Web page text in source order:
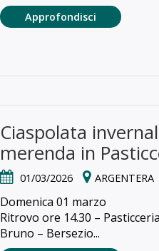
Approfondisci
Ciaspolata
merenda in
01/03/2026 ARGENTERA
Domenica 01 marzo
Ritrovo ore 14.30 –
Bruno – Bersezio...